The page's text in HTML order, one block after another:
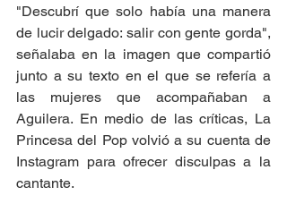
"Descubrí que solo había una manera
de lucir delgado: salir con gente gorda",
señalaba en la imagen que compartió
junto a su texto en el que se refería a
las mujeres que acompañaban a
Aguilera. En medio de las críticas, La
Princesa del Pop volvió a su cuenta de
Instagram para ofrecer disculpas a la
cantante.